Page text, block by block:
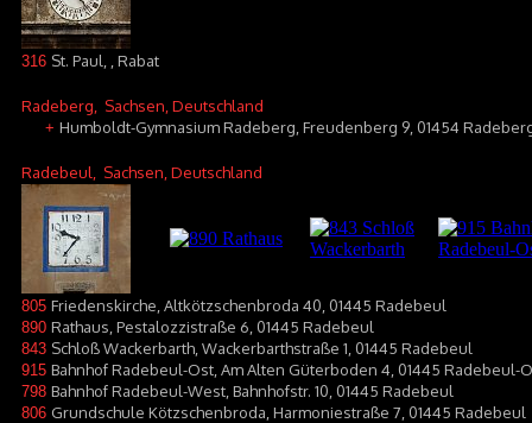
316 St. Paul, , Rabat
Radeberg , Sachsen, Deutschland
+ Humboldt-Gymnasium Radeberg, Freudenberg 9, 01454
Radebeul , Sachsen, Deutschland
805 Friedenskirche, Altkötzschenbroda 40, 01445 Radebeul
890 Rathaus, Pestalozzistraße 6, 01445 Radebeul
843 Schloß Wackerbarth, Wackerbarthstraße 1, 01445 Radebeul
915 Bahnhof Radebeul-Ost, Am Alten Güterboden 4, 01445 Radebeul-
798 Bahnhof Radebeul-West, Bahnhofstr. 10, 01445 Radebeul
806 Grundschule Kötzschenbroda, Harmoniestraße 7, 01445 Radebeul